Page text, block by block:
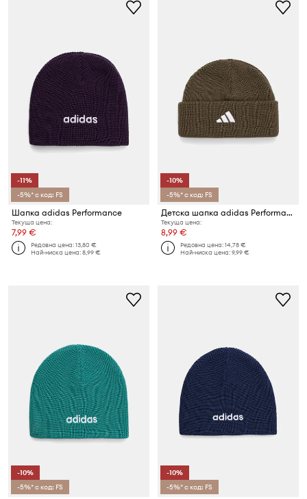
-11%
-5%* с код: FS
Шапка adidas Performance
Текуща цена:
7,99 €
Редовна цена:13,80 €
Най-ниска цена:8,99 €
-10%
-5%* с код: FS
Детска шапка adidas Performance
Текуща цена:
8,99 €
Редовна цена:14,78 €
Най-ниска цена:9,99 €
-10%
-5%* с код: FS
-10%
-5%* с код: FS